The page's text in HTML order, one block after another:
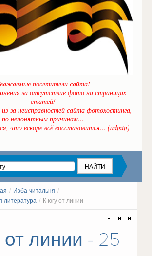
посетители сайта!
за отсутствие фото на страницах
статей!
за неисправностей сайта фотохостинга,
по непонятным причинам...
что вскоре всё восстановится... (admin)
/ Изба-читальня /
литература / К югу от линии
от линии - 25